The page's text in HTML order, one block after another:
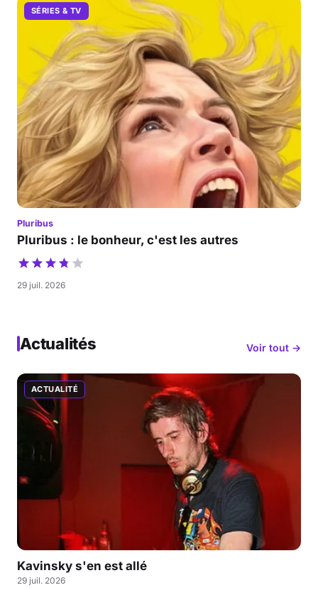
SÉRIES & TV
Pluribus
Pluribus : le bonheur, c'est les autres
29 juil. 2026
Actualités Voir tout →
ACTUALITÉ
Kavinsky s'en est allé
29 juil. 2026